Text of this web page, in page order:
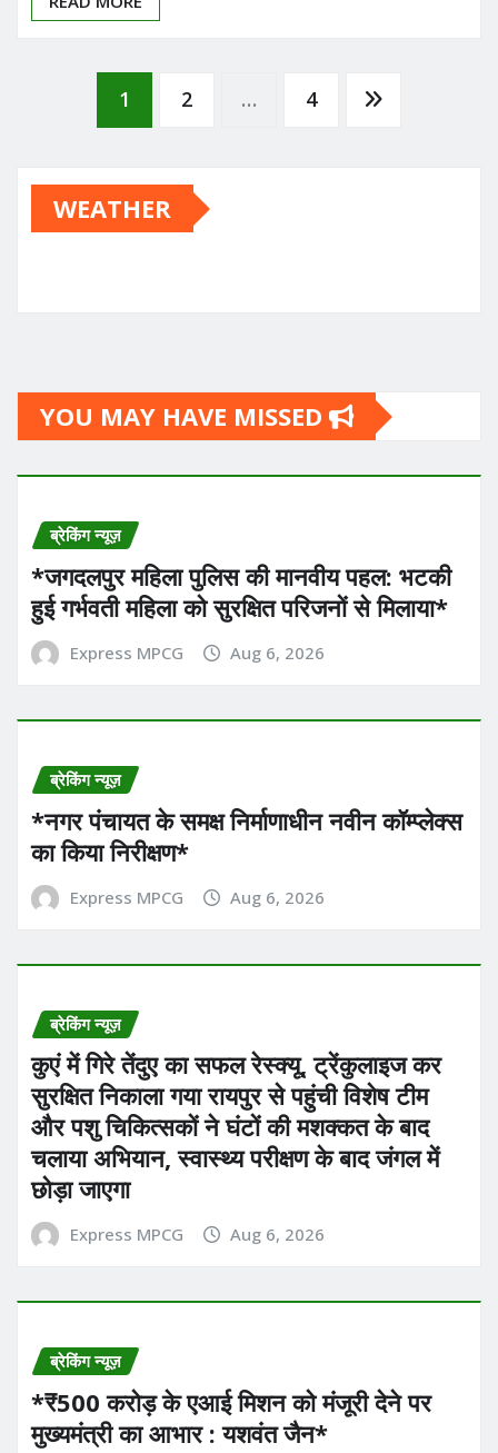
Posts
pagination
1 2 … 4
WEATHER
YOU MAY HAVE MISSED
ब्रेकिंग न्यूज़
*​जगदलपुर महिला पुलिस की मानवीय पहल: भटकी
हुई गर्भवती महिला को सुरक्षित परिजनों से मिलाया*
Express MPCG Aug 6, 2026
ब्रेकिंग न्यूज़
*नगर पंचायत के समक्ष निर्माणाधीन नवीन कॉम्प्लेक्स
का किया निरीक्षण*
Express MPCG Aug 6, 2026
ब्रेकिंग न्यूज़
कुएं में गिरे तेंदुए का सफल रेस्क्यू, ट्रेंकुलाइज कर
सुरक्षित निकाला गया रायपुर से पहुंची विशेष टीम
और पशु चिकित्सकों ने घंटों की मशक्कत के बाद
चलाया अभियान, स्वास्थ्य परीक्षण के बाद जंगल में
छोड़ा जाएगा
Express MPCG Aug 6, 2026
ब्रेकिंग न्यूज़
*₹500 करोड़ के एआई मिशन को मंजूरी देने पर
मुख्यमंत्री का आभार : यशवंत जैन*